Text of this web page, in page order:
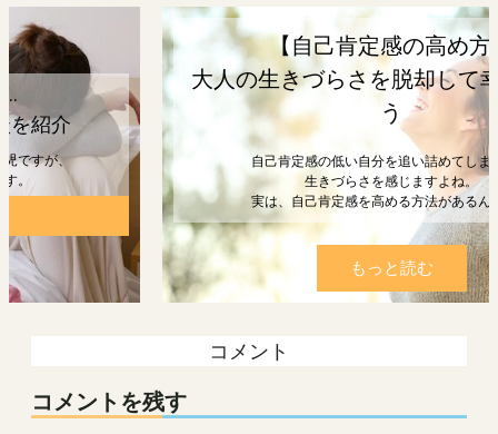
【自己肯定感の高め方】
大人の生きづらさを脱却して幸せになろ
う
自己肯定感の低い自分を追い詰めてしまうと、
生きづらさを感じますよね。
実は、自己肯定感を高める方法があるんです。
もっと読む
コメント
コメントを残す